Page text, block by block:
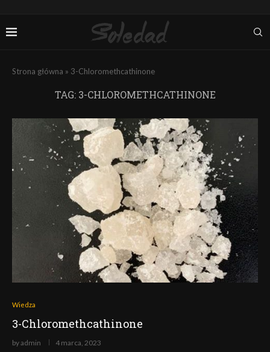
Strona główna » 3-Chloromethcathinone
TAG: 3-CHLOROMETHCATHINONE
Wiedza
3-Chloromethcathinone
byadmin 4 marca, 2023